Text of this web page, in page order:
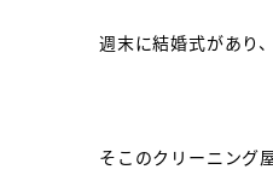
週末に結婚式があり
そこのクリーニング